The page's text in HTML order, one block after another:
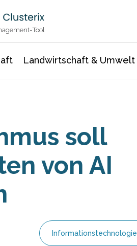
Tool
Landwirtschaft & Umwelt
soll
von AI
Informationstechnologie